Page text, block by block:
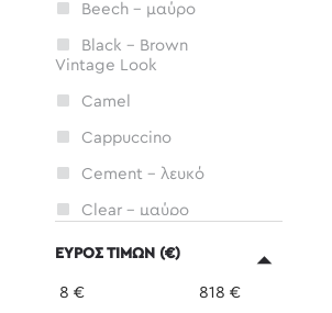
Beech - μαύρο
Black - Brown
Vintage Look
Camel
Cappuccino
Cement - λευκό
Clear - μαύρο
Dark grey - Beech
Dark grey - Cherry
ΕΥΡΟΣ ΤΙΜΩΝ (€)
8 € 818 €